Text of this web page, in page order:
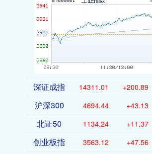
深证成指 14311.01 +200.89
沪深300 4694.44 +43.13
北证50 1134.24 +11.37
创业板指 3563.12 +47.56